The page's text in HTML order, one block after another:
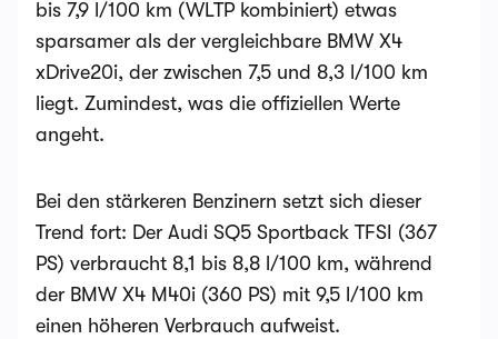
bis 7,9 l/100 km (WLTP kombiniert) etwas
sparsamer als der vergleichbare BMW X4
xDrive20i, der zwischen 7,5 und 8,3 l/100 km
liegt​​. Zumindest, was die offiziellen Werte
angeht.
Bei den stärkeren Benzinern setzt sich dieser
Trend fort: Der Audi SQ5 Sportback TFSI (367
PS) verbraucht 8,1 bis 8,8 l/100 km, während
der BMW X4 M40i (360 PS) mit 9,5 l/100 km
einen höheren Verbrauch aufweist​​.